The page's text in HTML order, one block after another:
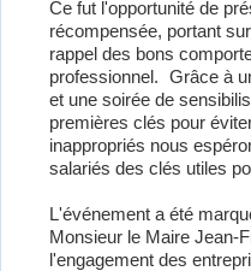
Ce fut l'opportunité de
récompensée, portant
rappel des bons
professionnel. Grâce à
et une soirée de
premières clés pour
inappropriés nous
salariés des clés utiles
L'événement a été
Monsieur le Maire Jean-
l'engagement des